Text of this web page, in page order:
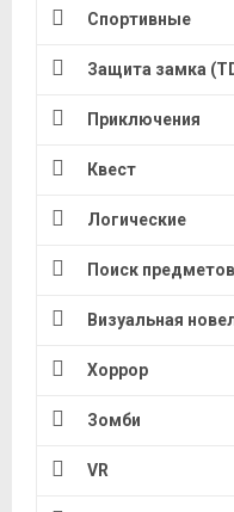
Спортивные
Защита замка
Приключения
Квест
Логические
Поиск предметов
Визуальная
Хоррор
Зомби
VR